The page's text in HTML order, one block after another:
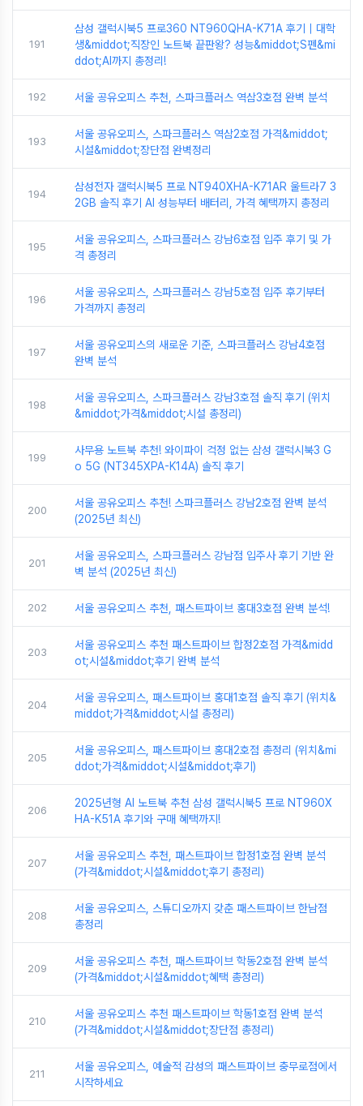
191
삼성 갤럭시북5 프로360 NT960QHA-K71A 후기｜대학
생&middot;직장인 노트북 끝판왕? 성능&middot;S펜&mi
ddot;AI까지 총정리!
192 서울 공유오피스 추천, 스파크플러스 역삼3호점 완벽 분석
193
서울 공유오피스, 스파크플러스 역삼2호점 가격&middot;
시설&middot;장단점 완벽정리
194
삼성전자 갤럭시북5 프로 NT940XHA-K71AR 울트라7 3
2GB 솔직 후기 AI 성능부터 배터리, 가격 혜택까지 총정리
195
서울 공유오피스, 스파크플러스 강남6호점 입주 후기 및 가
격 총정리
196
서울 공유오피스, 스파크플러스 강남5호점 입주 후기부터
가격까지 총정리
197
서울 공유오피스의 새로운 기준, 스파크플러스 강남4호점
완벽 분석
198
서울 공유오피스, 스파크플러스 강남3호점 솔직 후기 (위치
&middot;가격&middot;시설 총정리)
199
사무용 노트북 추천! 와이파이 걱정 없는 삼성 갤럭시북3 G
o 5G (NT345XPA-K14A) 솔직 후기
200
서울 공유오피스 추천! 스파크플러스 강남2호점 완벽 분석
(2025년 최신)
201
서울 공유오피스, 스파크플러스 강남점 입주사 후기 기반 완
벽 분석 (2025년 최신)
202 서울 공유오피스 추천, 패스트파이브 홍대3호점 완벽 분석!
203
서울 공유오피스 추천 패스트파이브 합정2호점 가격&midd
ot;시설&middot;후기 완벽 분석
204
서울 공유오피스, 패스트파이브 홍대1호점 솔직 후기 (위치&
middot;가격&middot;시설 총정리)
205
서울 공유오피스, 패스트파이브 홍대2호점 총정리 (위치&mi
ddot;가격&middot;시설&middot;후기)
206
2025년형 AI 노트북 추천 삼성 갤럭시북5 프로 NT960X
HA-K51A 후기와 구매 혜택까지!
207
서울 공유오피스 추천, 패스트파이브 합정1호점 완벽 분석
(가격&middot;시설&middot;후기 총정리)
208
서울 공유오피스, 스튜디오까지 갖춘 패스트파이브 한남점
총정리
209
서울 공유오피스 추천, 패스트파이브 학동2호점 완벽 분석
(가격&middot;시설&middot;혜택 총정리)
210
서울 공유오피스 추천 패스트파이브 학동1호점 완벽 분석
(가격&middot;시설&middot;장단점 총정리)
211
서울 공유오피스, 예술적 감성의 패스트파이브 충무로점에서
시작하세요